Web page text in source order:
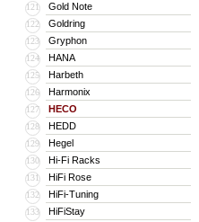
121 Gold Note
122 Goldring
123 Gryphon
124 HANA
125 Harbeth
126 Harmonix
127 HECO
128 HEDD
129 Hegel
130 Hi-Fi Racks
131 HiFi Rose
132 HiFi-Tuning
133 HiFiStay